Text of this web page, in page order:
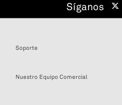
Síganos
Soporte
Nuestro Equipo Comercial